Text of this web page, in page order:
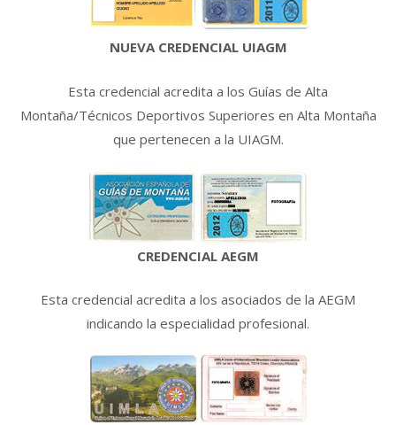
NUEVA CREDENCIAL UIAGM
Esta credencial acredita a los Guías de Alta
Montaña/Técnicos Deportivos Superiores en Alta Montaña
que pertenecen a la UIAGM.
CREDENCIAL AEGM
Esta credencial acredita a los asociados de la AEGM
indicando la especialidad profesional.